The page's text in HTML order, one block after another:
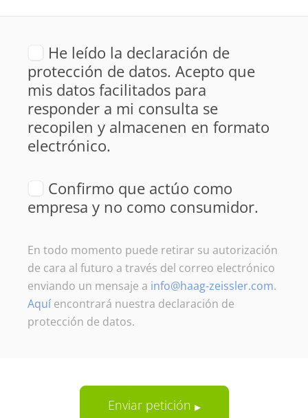
He leído la declaración de
protección de datos. Acepto que
mis datos facilitados para
responder a mi consulta se
recopilen y almacenen en formato
electrónico.
Confirmo que actúo como
empresa y no como consumidor.
En todo momento puede retirar su autorización
de cara al futuro a través del correo electrónico
enviando un mensaje a info@haag-zeissler.com.
Aquí encontrará nuestra declaración de
protección de datos.
Enviar petición